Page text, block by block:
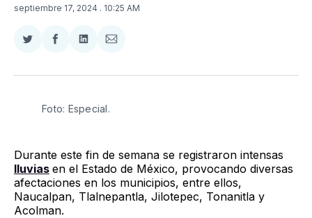
septiembre 17, 2024 . 10:25 AM
Compartir
Twitter
Compartir
Facebook
Compartir
LinkedIn
Compartir
Email
Foto: Especial.
Durante este fin de semana se registraron intensas
lluvias en el Estado de México, provocando diversas
afectaciones en los municipios, entre ellos,
Naucalpan, Tlalnepantla, Jilotepec, Tonanitla y
Acolman.